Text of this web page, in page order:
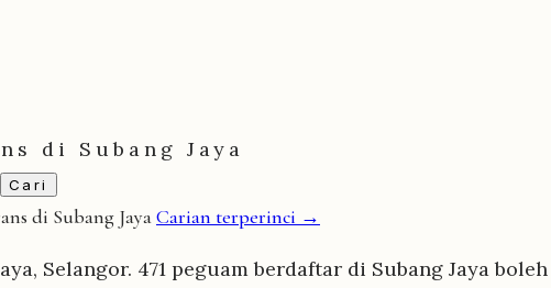
di Subang Jaya
Cari
di Subang JayaCarian terperinci →
Selangor. 471 peguam berdaftar di Subang Jaya